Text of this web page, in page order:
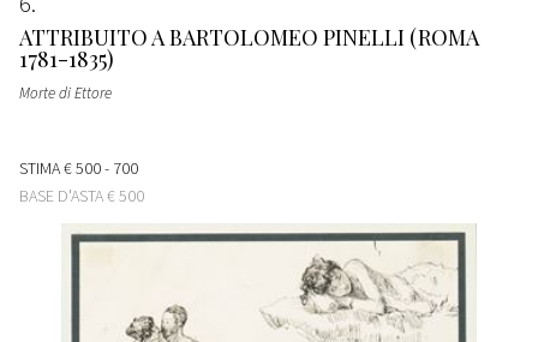
ATTRIBUITO A BARTOLOMEO PINELLI (ROMA
1781-1835)
Morte di Ettore
STIMA€ 500 - 700
BASE D'ASTA€ 500